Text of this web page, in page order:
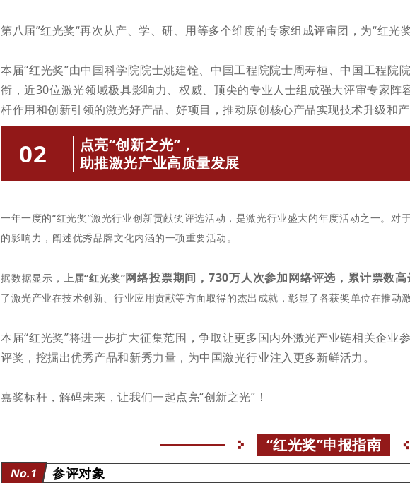
第八届”红光奖“再次从产、学、研、用等多个维度的专家组成评审团，为“红光
本届“红光奖”由中国科学院院士姚建铨、中国工程院院士周寿桓、中国工程院
衔，近30位激光领域极具影响力、权威、顶尖的专业人士组成强大评审专家阵
杆作用和创新引领的激光好产品、好项目，推动原创核心产品实现技术升级和
02
点亮“创新之光”，
助推激光产业高质量发展
一年一度的“红光奖”激光行业创新贡献奖评选活动，是激光行业盛大的年度活动之一。对
的影响力，阐述优秀品牌文化内涵的一项重要活动。
据数据显示， 上届“红光奖”网络投票期间，730万人次参加网络评选，累计票数高
了激光产业在技术创新、行业应用贡献等方面取得的杰出 成就，彰显了各获奖单位在推动
本届“红光奖”将进一步扩大征集范围，争取让更多国内外激光产业链相关企业
评奖，挖掘出优秀产品和新秀力量，为中国激光行业注入更多新鲜活力。
嘉奖标杆，解码未来，让我们一起点亮“创新之光”！
“红光奖”申报指南
No.1 参评对象